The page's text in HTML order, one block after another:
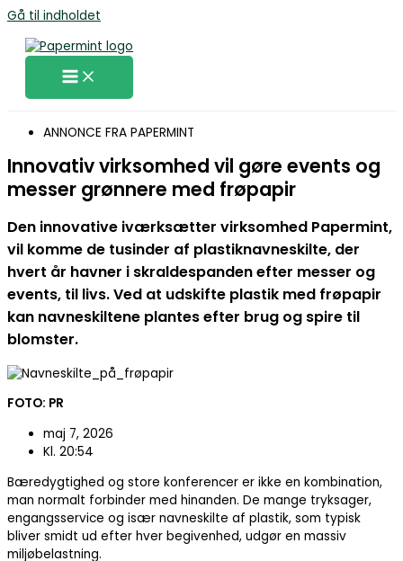
Gå til indholdet
ANNONCE FRA PAPERMINT
Innovativ virksomhed vil gøre events og
messer grønnere med frøpapir
Den innovative iværksætter virksomhed Papermint,
vil komme de tusinder af plastiknavneskilte, der
hvert år havner i skraldespanden efter messer og
events, til livs. Ved at udskifte plastik med frøpapir
kan navneskiltene plantes efter brug og spire til
blomster.
FOTO: PR
maj 7, 2026
Kl. 20:54
Bæredygtighed og store konferencer er ikke en kombination,
man normalt forbinder med hinanden. De mange tryksager,
engangsservice og især navneskilte af plastik, som typisk
bliver smidt ud efter hver begivenhed, udgør en massiv
miljøbelastning.